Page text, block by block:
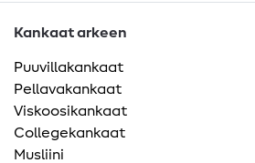
Kankaat arkeen
Puuvillakankaat
Pellavakankaat
Viskoosikankaat
Collegekankaat
Musliini